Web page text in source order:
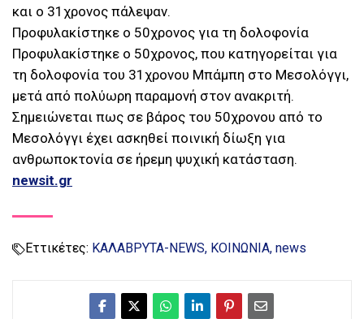
και ο 31χρονος πάλεψαν.
Προφυλακίστηκε ο 50χρονος για τη δολοφονία
Προφυλακίστηκε ο 50χρονος, που κατηγορείται για
τη δολοφονία του 31χρονου Μπάμπη στο Μεσολόγγι,
μετά από πολύωρη παραμονή στον ανακριτή.
Σημειώνεται πως σε βάρος του 50χρονου από το
Μεσολόγγι έχει ασκηθεί ποινική δίωξη για
ανθρωποκτονία σε ήρεμη ψυχική κατάσταση.
newsit.gr
Εττικέτες: ΚΑΛΑΒΡΥΤΑ-NEWS ΚΟΙΝΩΝΙΑ news